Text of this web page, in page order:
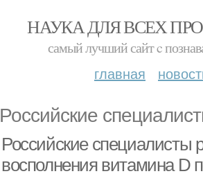
НАУКА ДЛЯ ВСЕХ
самый лучший сайт c
главная
Российские
Российские специалисты
восполнения витамина